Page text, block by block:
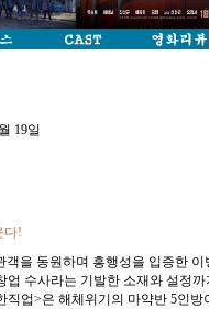
19일
다!
을 동원하며 흥행성을 입증한 이
수사라는 기발한 소재와 설정까
업>은 해체위기의 마약반 5인방